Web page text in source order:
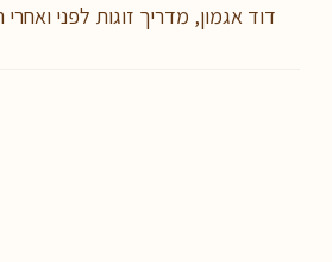
דוד אגמון, מדריך זוגות לפני